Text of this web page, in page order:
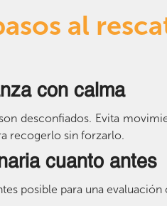
al
con calma
desconfiados. Evita
recogerlo sin forzarlo.
cuanto antes
posible para una